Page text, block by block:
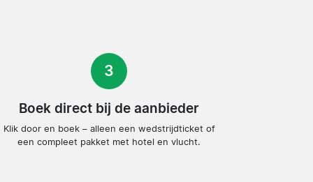
3
Boek direct bij de aanbieder
Klik door en boek – alleen een wedstrijdticket of
een compleet pakket met hotel en vlucht.